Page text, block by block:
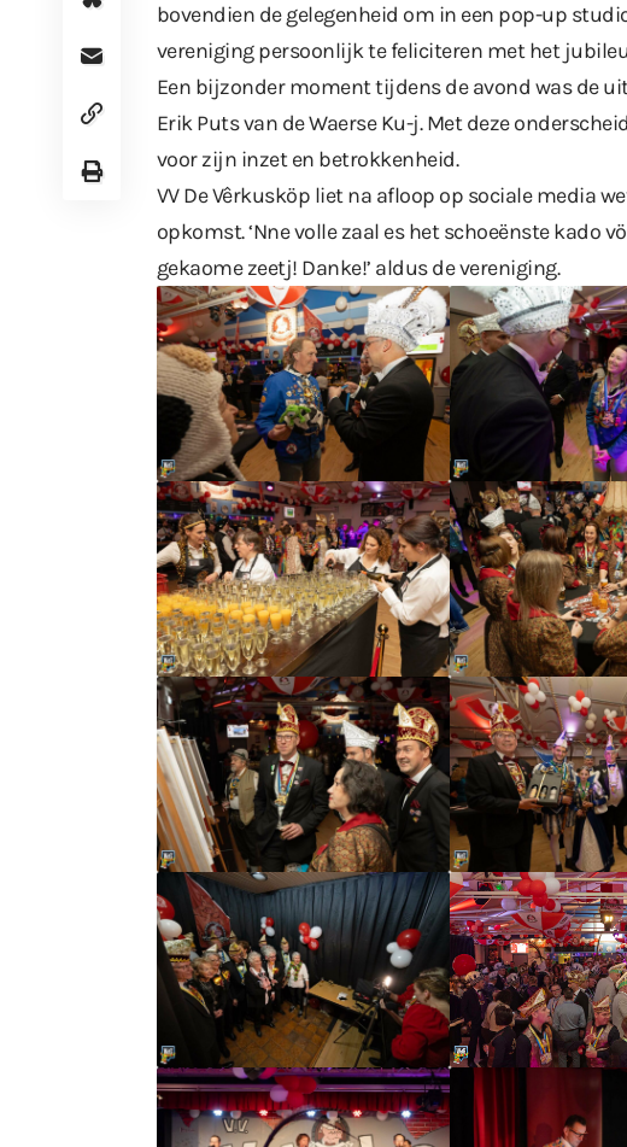
bovendien de gelegenheid om in een pop-up
vereniging persoonlijk te feliciteren met het
Een bijzonder moment tijdens de avond was de
Erik Puts van de Waerse Ku-j. Met deze
voor zijn inzet en betrokkenheid.
VV De Vêrkusköp liet na afloop op sociale media
opkomst. ‘Nne volle zaal es het schoeënste kado
gekaome zeetj! Danke!’ aldus de vereniging.